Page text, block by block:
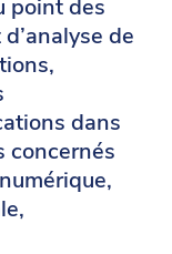
point des
de
dans
concernés